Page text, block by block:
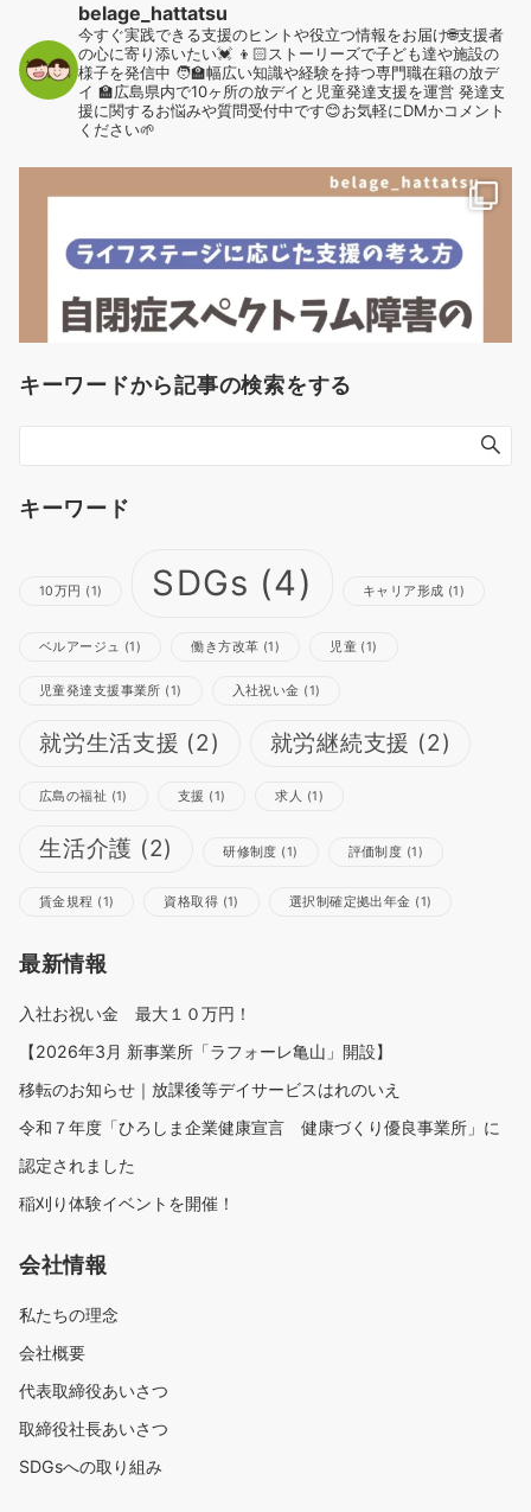
belage_hattatsu
今すぐ実践できる支援のヒントや役立つ情報をお届け🌐支援者
の心に寄り添いたい💓 👦🏻ストーリーズで子ども達や施設の
様子を発信中 🧑‍🏫幅広い知識や経験を持つ専門職在籍の放デ
イ 🏫広島県内で10ヶ所の放デイと児童発達支援を運営 発達支
援に関するお悩みや質問受付中です😊お気軽にDMかコメント
ください🌱
キーワードから記事の検索をする
キーワード
10万円 (1) SDGs (4) キャリア形成 (1)
ベルアージュ (1) 働き方改革 (1) 児童 (1)
児童発達支援事業所 (1) 入社祝い金 (1)
就労生活支援 (2) 就労継続支援 (2)
広島の福祉 (1) 支援 (1) 求人 (1)
生活介護 (2) 研修制度 (1) 評価制度 (1)
賃金規程 (1) 資格取得 (1) 選択制確定拠出年金 (1)
最新情報
入社お祝い金 最大１０万円！
【2026年3月 新事業所「ラフォーレ亀山」開設】
移転のお知らせ｜放課後等デイサービスはれのいえ
令和７年度「ひろしま企業健康宣言 健康づくり優良事業所」に
認定されました
稲刈り体験イベントを開催！
会社情報
私たちの理念
会社概要
代表取締役あいさつ
取締役社長あいさつ
SDGsへの取り組み